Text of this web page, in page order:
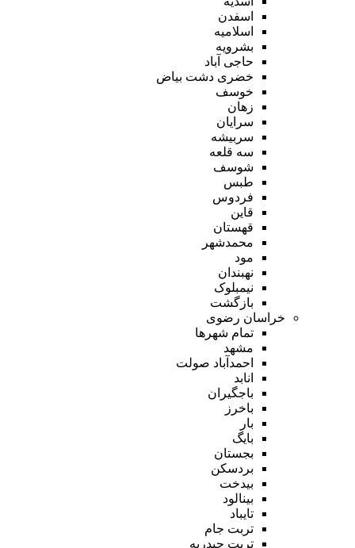
اسفدن
اسلامیه
بشرویه
حاجی آباد
خضری دشت بیاض
خوسف
زهان
سرایان
سربیشه
سه قلعه
شوسف
طبس
فردوس
قاین
قهستان
محمدشهر
مود
نهبندان
نیمبلوک
بازگشت
خراسان رضوی
تمام شهر‌ها
مشهد
احمدآباد صولت
انابد
باجگیران
باخرز
بار
بایگ
بجستان
بردسکن
بیدخت
بینالود
تایباد
تربت جام
تربت حیدریه